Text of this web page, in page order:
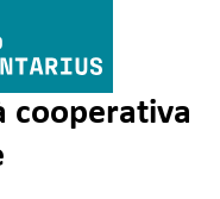
cooperativa